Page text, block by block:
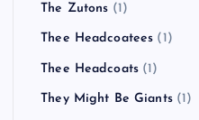
The Zutons (1)
Thee Headcoatees (1)
Thee Headcoats (1)
They Might Be Giants(1)